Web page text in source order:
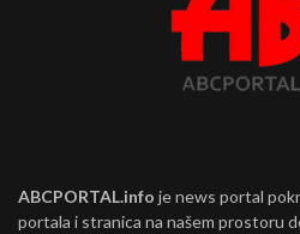
ABCPORTAL.info je news portal
portala i stranica na našem prostoru